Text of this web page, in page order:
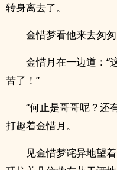
转身离去了。
金惜梦看他来去匆
金惜月在一边道：“
苦了！”
“何止是哥哥呢？还
打趣着金惜月。
见金惜梦诧异地望